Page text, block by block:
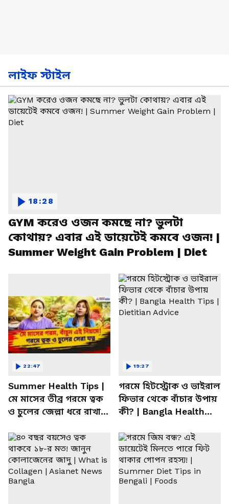
লাইফ স্টাইল
GYM করেও ওজন কমছে না? ভুলটা
কোথায়? এবার এই ডায়েটেই কমবে ওজন! |
Summer Weight Gain Problem | Diet
18:28
Summer Health Tips |
মে মাসের তীব্র গরমে ত্বক
ও চুলের জেল্লা ধরে রাখার
22:47
গরমে হিটস্ট্রোক ও ভাইরাল
ফিভার থেকে বাঁচার উপায়
কী? | Bangla Health
19:27